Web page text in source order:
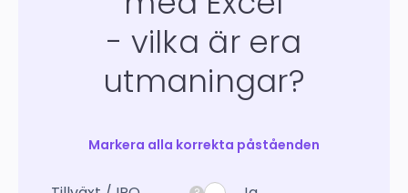
- vilka är era
utmaningar?